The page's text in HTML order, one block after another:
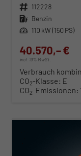
Fahrzeugnr. 112228
Kraftstoff Benzin
Leistung 110 kW (150 PS)
40.570,– €
incl. 19% MwSt.
Verbrauch
CO2-Klasse: E
CO2-Emissionen: